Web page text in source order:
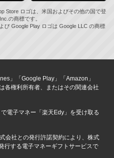
Store ロゴは、米国およびその他の国で登
の商標です。
び Google Play ロゴは Google LLC の商標
」「Google Play」「Amazon」
各権利所有者、またはその関連会社
電子マネー「楽天Edy」を受け取る
会社との発行許諾契約により、株式
行する電子マネーギフトサービスで